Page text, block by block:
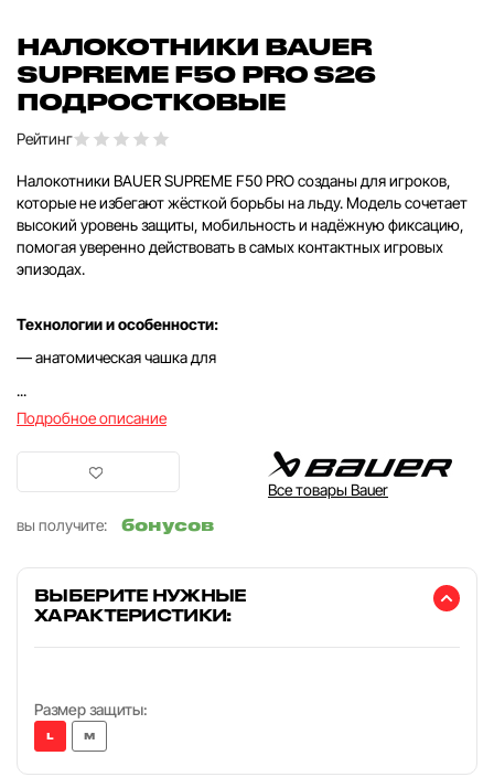
НАЛОКОТНИКИ BAUER
SUPREME F50 PRO S26
ПОДРОСТКОВЫЕ
Рейтинг
Налокотники BAUER SUPREME F50 PRO созданы для игроков,
которые не избегают жёсткой борьбы на льду. Модель сочетает
высокий уровень защиты, мобильность и надёжную фиксацию,
помогая уверенно действовать в самых контактных игровых
эпизодах.
Технологии и особенности:
— анатомическая чашка для
...
Подробное описание
Все товары Bauer
вы получите:
бонусов
ВЫБЕРИТЕ НУЖНЫЕ
ХАРАКТЕРИСТИКИ:
Размер защиты:
L M